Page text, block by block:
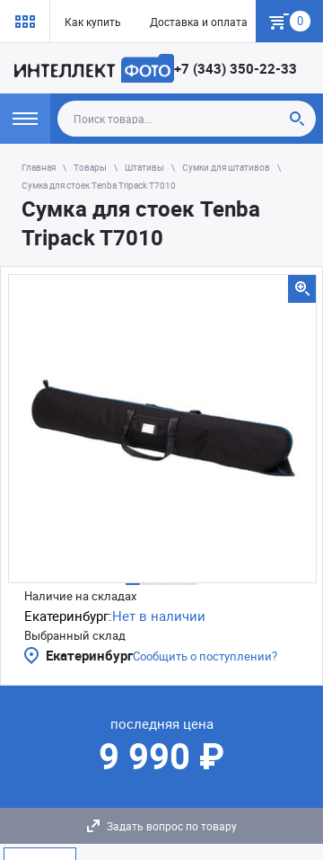
Как купить Доставка и оплата Гарантия
0
+7 (343) 350-22-33
Главная Товары Штативы
Сумки для штативов
Сумка для стоек Tenba Tripack T7010
Сумка для стоек Tenba
Tripack T7010
Наличие на складах
Екатеринбург:Нет в наличии
Выбранный склад
ЕкатеринбургСообщить о поступлении?
последняя цена
9 990 ₽
Задать вопрос по товару